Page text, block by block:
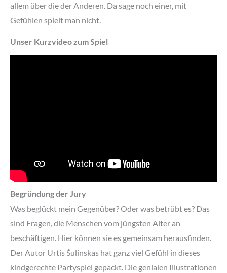
allem über die der Anderen. Da sage noch einer, mit
Gefühlen spielt man nicht.
Unser Kurzvideo zum Spiel
Begründung der Jury
Was beglückt mein Gegenüber? Oder was betrübt es? Das
sind Fragen, die Menschen vom jüngsten Alter an
beschäftigen. Hier können sie es gemeinsam herausfinden.
Der Autor Urtis Šulinskas hat ganz viel Gefühl in dieses
kindgerechte Partyspiel gepackt. Die genialen Illustrationen